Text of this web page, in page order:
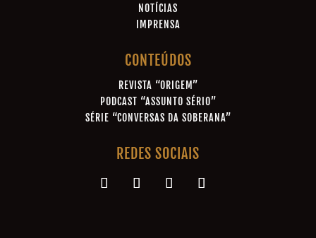
NOTÍCIAS
IMPRENSA
CONTEÚDOS
REVISTA “ORIGEM”
PODCAST “ASSUNTO SÉRIO”
SÉRIE “CONVERSAS DA SOBERANA”
REDES SOCIAIS